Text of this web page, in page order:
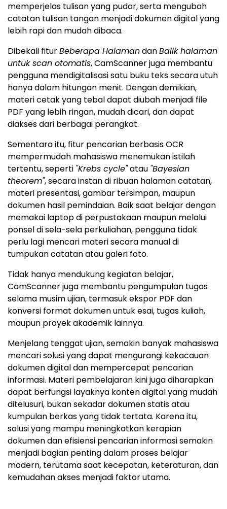
memperjelas tulisan yang pudar, serta mengubah
catatan tulisan tangan menjadi dokumen digital yang
lebih rapi dan mudah dibaca.
Dibekali fiturBeberapa HalamandanBalik halaman
untuk scan otomatis, CamScanner juga membantu
pengguna mendigitalisasi satu buku teks secara utuh
hanya dalam hitungan menit. Dengan demikian,
materi cetak yang tebal dapat diubah menjadi file
PDF yang lebih ringan, mudah dicari, dan dapat
diakses dari berbagai perangkat.
Sementara itu, fitur pencarian berbasis OCR
mempermudah mahasiswa menemukan istilah
tertentu, seperti "Krebs cycle"atau "Bayesian
theorem", secara instan di ribuan halaman catatan,
materi presentasi, gambar tersimpan, maupun
dokumen hasil pemindaian. Baik saat belajar dengan
memakai laptop di perpustakaan maupun melalui
ponsel di sela-sela perkuliahan, pengguna tidak
perlu lagi mencari materi secara manual di
tumpukan catatan atau galeri foto.
Tidak hanya mendukung kegiatan belajar,
CamScanner juga membantu pengumpulan tugas
selama musim ujian, termasuk ekspor PDF dan
konversi format dokumen untuk esai, tugas kuliah,
maupun proyek akademik lainnya.
Menjelang tenggat ujian, semakin banyak mahasiswa
mencari solusi yang dapat mengurangi kekacauan
dokumen digital dan mempercepat pencarian
informasi. Materi pembelajaran kini juga diharapkan
dapat berfungsi layaknya konten digital yang mudah
ditelusuri, bukan sekadar dokumen statis atau
kumpulan berkas yang tidak tertata. Karena itu,
solusi yang mampu meningkatkan kerapian
dokumen dan efisiensi pencarian informasi semakin
menjadi bagian penting dalam proses belajar
modern, terutama saat kecepatan, keteraturan, dan
kemudahan akses menjadi faktor utama.